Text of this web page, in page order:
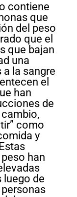
contiene
que
del peso
que el
que bajan
una
la sangre
el
han
de
como
y
han
luego de